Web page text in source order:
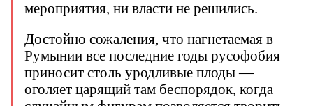
мероприятия, ни власти не решились.
Достойно сожаления, что нагнетаемая в
Румынии все последние годы русофобия
приносит столь уродливые плоды —
оголяет царящий там беспорядок, когда